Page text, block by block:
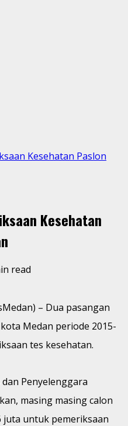
Kesehatan Paslon
Kesehatan
read
– Dua pasangan
Medan periode 2015-
tes kesehatan.
Penyelenggara
masing masing calon
juta untuk pemeriksaan